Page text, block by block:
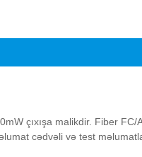
çıxışa malikdir. Fiber FC/
cədvəli və test